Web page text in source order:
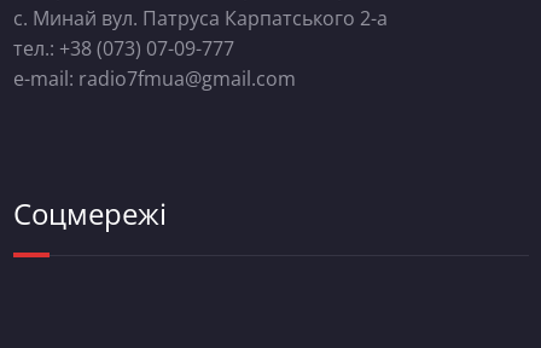
с. Минай вул. Патруса Карпатського 2-а
тел.: +38 (073) 07-09-777
e-mail: radio7fmua@gmail.com
Соцмережі